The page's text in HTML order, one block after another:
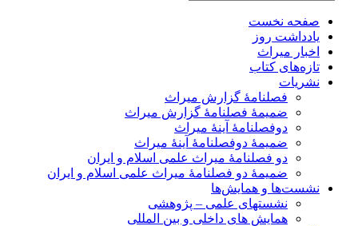
صفحه نخست
یادداشت روز
اخبار میراث
تازه‌های کتاب
نشریات
فصلنامۀ گزارش میراث
ضمیمۀ فصلنامۀ گزارش میراث
دوفصلنامۀ آینۀ میراث
ضمیمۀ دوفصلنامۀ آینۀ میراث
دو فصلنامۀ میراث علمی اسلام و ایران
ضمیمۀ دو فصلنامۀ میراث علمی اسلام و ایران
نشست‌ها و همایش‌ها
نشستهای علمی – پژوهشی
همایش های داخلی و بین المللی